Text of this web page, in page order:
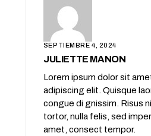
SEPTIEMBRE 4, 2024
JULIETTE MANON
Lorem ipsum dolor sit
adipiscing elit. Quisque
congue di gnissim. Risus
tortor, nulla felis, sed
amet, consect tempor.